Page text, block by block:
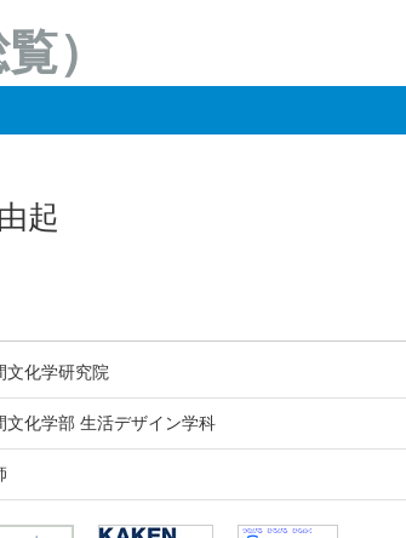
）
起
文化学研究院
文化学部 生活デザイン学科